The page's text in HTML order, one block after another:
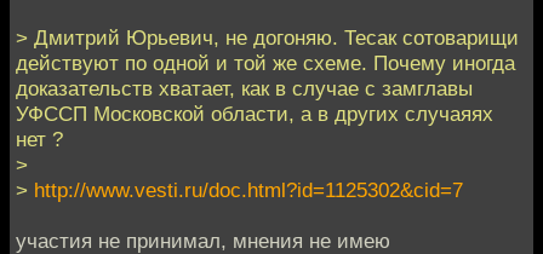
> Дмитрий Юрьевич, не догоняю. Тесак сотоварищи
действуют по одной и той же схеме. Почему иногда
доказательств хватает, как в случае с замглавы
УФССП Московской области, а в других случаяях
нет ?
>
> http://www.vesti.ru/doc.html?id=1125302&cid=7
участия не принимал, мнения не имею